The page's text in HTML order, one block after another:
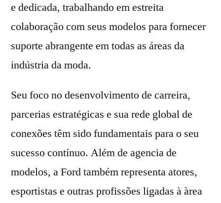
e dedicada, trabalhando em estreita
colaboração com seus modelos para fornecer
suporte abrangente em todas as áreas da
indústria da moda.
Seu foco no desenvolvimento de carreira,
parcerias estratégicas e sua rede global de
conexões têm sido fundamentais para o seu
sucesso contínuo. Além de agencia de
modelos, a Ford também representa atores,
esportistas e outras profissões ligadas à àrea